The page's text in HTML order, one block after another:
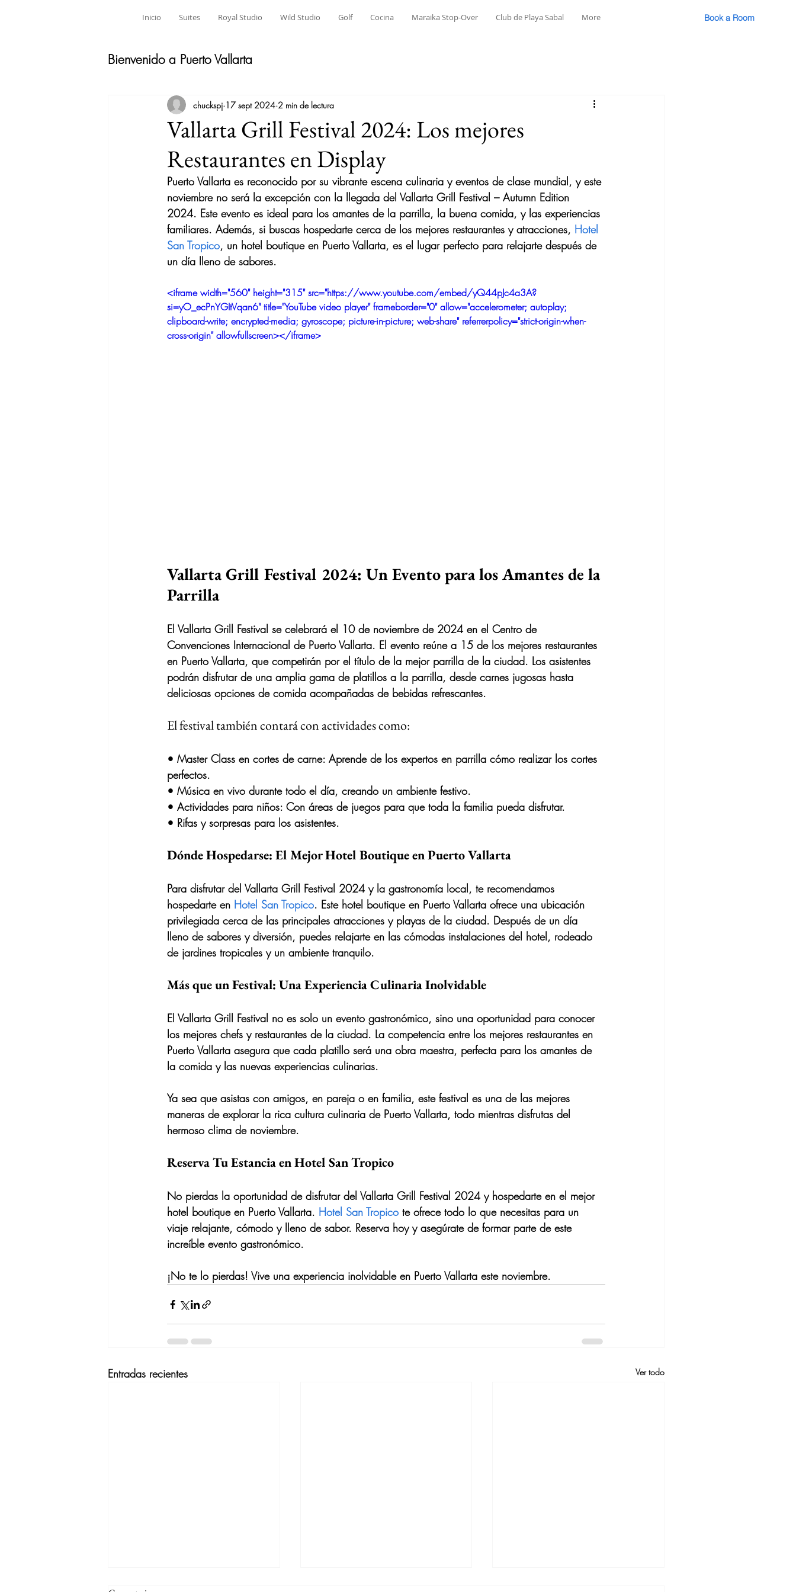
Inicio Suites Royal Studio Wild Studio Golf Cocina Maraika Stop-Over Club de Playa Sabal More Book a Room
Bienvenido a Puerto Vallarta
Vallarta Grill Festival 2024: Los mejores
Restaurantes en Display
chuckspj 17 sept 2024 2 min de lectura
Puerto Vallarta es reconocido por su vibrante escena culinaria y eventos de clase mundial, y este
noviembre no será la excepción con la llegada del Vallarta Grill Festival – Autumn Edition
2024. Este evento es ideal para los amantes de la parrilla, la buena comida, y las experiencias
familiares. Además, si buscas hospedarte cerca de los mejores restaurantes y atracciones, Hotel
San Tropico, un hotel boutique en Puerto Vallarta, es el lugar perfecto para relajarte después de
un día lleno de sabores.
<iframe width="560" height="315" src="https://www.youtube.com/embed/yQ44pJc4a3A?
si=yO_ecPnYGItVqan6" title="YouTube video player" frameborder="0" allow="accelerometer; autoplay;
clipboard-write; encrypted-media; gyroscope; picture-in-picture; web-share" referrerpolicy="strict-origin-when-
cross-origin" allowfullscreen></iframe>
Vallarta Grill Festival 2024: Un Evento para los Amantes de la
Parrilla
El Vallarta Grill Festival se celebrará el 10 de noviembre de 2024 en el Centro de
Convenciones Internacional de Puerto Vallarta. El evento reúne a 15 de los mejores restaurantes
en Puerto Vallarta, que competirán por el título de la mejor parrilla de la ciudad. Los asistentes
podrán disfrutar de una amplia gama de platillos a la parrilla, desde carnes jugosas hasta
deliciosas opciones de comida acompañadas de bebidas refrescantes.
El festival también contará con actividades como:
• Master Class en cortes de carne: Aprende de los expertos en parrilla cómo realizar los cortes
perfectos.
• Música en vivo durante todo el día, creando un ambiente festivo.
• Actividades para niños: Con áreas de juegos para que toda la familia pueda disfrutar.
• Rifas y sorpresas para los asistentes.
Dónde Hospedarse: El Mejor Hotel Boutique en Puerto Vallarta
Para disfrutar del Vallarta Grill Festival 2024 y la gastronomía local, te recomendamos
hospedarte en Hotel San Tropico. Este hotel boutique en Puerto Vallarta ofrece una ubicación
privilegiada cerca de las principales atracciones y playas de la ciudad. Después de un día
lleno de sabores y diversión, puedes relajarte en las cómodas instalaciones del hotel, rodeado
de jardines tropicales y un ambiente tranquilo.
Más que un Festival: Una Experiencia Culinaria Inolvidable
El Vallarta Grill Festival no es solo un evento gastronómico, sino una oportunidad para conocer
los mejores chefs y restaurantes de la ciudad. La competencia entre los mejores restaurantes en
Puerto Vallarta asegura que cada platillo será una obra maestra, perfecta para los amantes de
la comida y las nuevas experiencias culinarias.
Ya sea que asistas con amigos, en pareja o en familia, este festival es una de las mejores
maneras de explorar la rica cultura culinaria de Puerto Vallarta, todo mientras disfrutas del
hermoso clima de noviembre.
Reserva Tu Estancia en Hotel San Tropico
No pierdas la oportunidad de disfrutar del Vallarta Grill Festival 2024 y hospedarte en el mejor
hotel boutique en Puerto Vallarta. Hotel San Tropico te ofrece todo lo que necesitas para un
viaje relajante, cómodo y lleno de sabor. Reserva hoy y asegúrate de formar parte de este
increíble evento gastronómico.
¡No te lo pierdas! Vive una experiencia inolvidable en Puerto Vallarta este noviembre.
Entradas recientes Ver todo